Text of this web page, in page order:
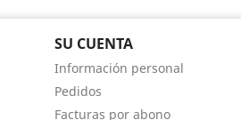
SU CUENTA
Información personal
Pedidos
Facturas por abono